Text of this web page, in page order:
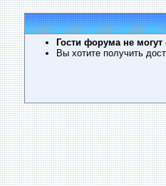
Гости форума не
Вы хотите получить